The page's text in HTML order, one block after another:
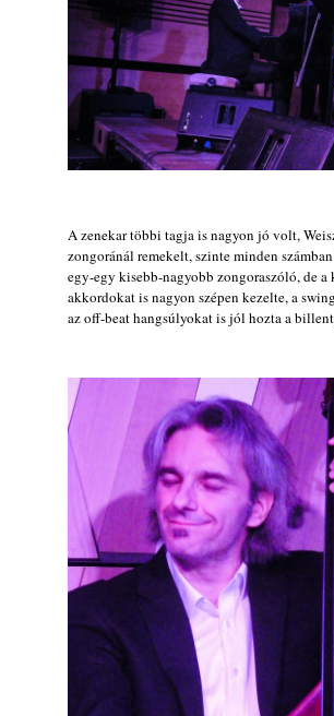
A zenekar többi tagja is nagyon jó volt,
zongoránál remekelt, szinte minden
egy-egy kisebb-nagyobb zongoraszóló, de a
akkordokat is nagyon szépen kezelte, a
az off-beat hangsúlyokat is jól hozta a